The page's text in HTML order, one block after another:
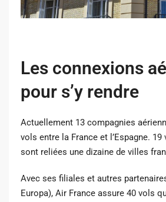
Les connexions
pour s’y rendre
Actuellement 13 compagnies
vols entre la France et l’Espagne.
sont reliées une dizaine de villes
Avec ses filiales et autres
Europa), Air France assure 40 vols